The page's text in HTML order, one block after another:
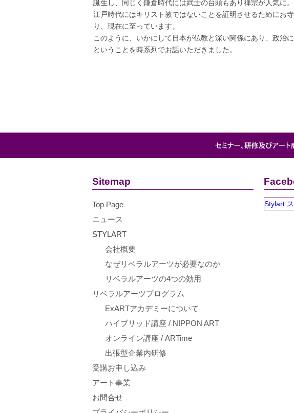
誕生し、同じく鎌倉時代には武士の台頭もあり禅宗が人気に。
江戸時代にはキリスト教ではないことを証明させるためにお
り、現在に至っています。
このように、いかにして日本が仏教と深い関係にあり、政治
ということを時系列でお話いただきました。
Sitemap
Top Page
ニュース
STYLART
会社概要
なぜリベラルアーツが必要なのか
リベラルアーツの4つの効用
リベラルアーツプログラム
ExARTアカデミーについて
ハイブリッド講座 / NIPPON ART
オンライン講座 / ARTime
出張型企業内研修
受講お申し込み
アート事業
お問合せ
Stylart